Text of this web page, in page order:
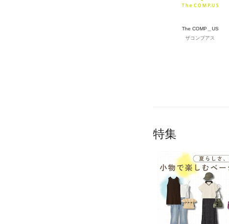
The COMP＿US
ザコンプアス
特集